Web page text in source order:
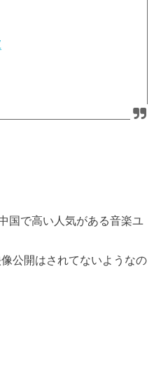
国で高い人気がある音楽ユ
公開はされてないようなの